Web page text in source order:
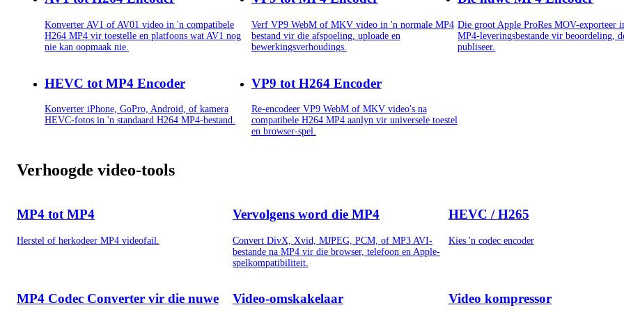
Konverter AV1 of AV01 video in 'n compatibele
H264 MP4 vir toestelle en platfoons wat AV1 nog
nie kan oopmaak nie.
Verf VP9 WebM of MKV video in 'n normale MP4
bestand vir die afspoeling, uploade en
bewerkingsverhoudings.
Die groot Apple ProRes MOV-exporteer
MP4-leveringsbestande vir beoordeling,
publiseer.
HEVC tot MP4 Encoder
Konverter iPhone, GoPro, Android, of kamera
HEVC-fotos in 'n standaard H264 MP4-bestand.
VP9 tot H264 Encoder
Re-encodeer VP9 WebM of MKV video's na
compatibele H264 MP4 aanlyn vir universele toestel
en browser-spel.
Verhoogde video-tools
MP4 tot MP4
Herstel of herkodeer MP4 videofail.
Vervolgens word die MP4
Convert DivX, Xvid, MJPEG, PCM, of MP3 AVI-
bestande na MP4 vir die browser, telefoon en Apple-
spelkompatibiliteit.
HEVC / H265
Kies 'n codec encoder
MP4 Codec Converter vir die nuwe Video-omskakelaar Video kompressor